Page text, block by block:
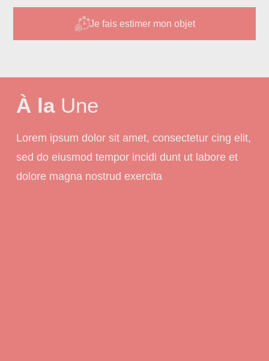
Je fais estimer mon objet
À laUne
Lorem ipsum dolor sit amet, consectetur cing elit,
sed do eiusmod tempor incidi dunt ut labore et
dolore magna nostrud exercita